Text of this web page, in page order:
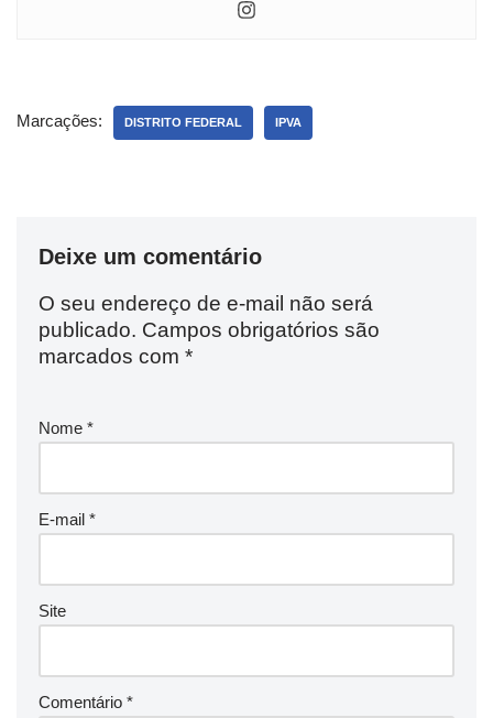
Marcações: DISTRITO FEDERAL IPVA
Deixe um comentário
O seu endereço de e-mail não será
publicado. Campos obrigatórios são
marcados com *
Nome *
E-mail *
Site
Comentário *